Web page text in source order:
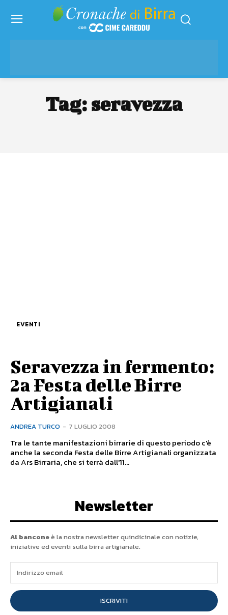
Tag: seravezza
EVENTI
Seravezza in fermento:
2a Festa delle Birre
Artigianali
ANDREA TURCO - 7 LUGLIO 2008
Tra le tante manifestazioni birrarie di questo periodo c'è
anche la seconda Festa delle Birre Artigianali organizzata
da Ars Birraria, che si terrà dall'11...
Newsletter
Al banconeè la nostra newsletter quindicinale con notizie,
iniziative ed eventi sulla birra artigianale.
ISCRIVITI